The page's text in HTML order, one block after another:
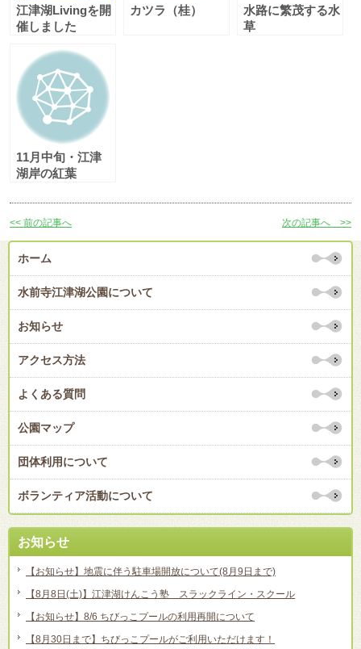
江津湖Livingを開
催しました
カツラ（桂）
水路に繁茂する水
草
11月中旬・江津
湖岸の紅葉
<< 前の記事へ 次の記事へ >>
ホーム
水前寺江津湖公園について
お知らせ
アクセス方法
よくある質問
公園マップ
団体利用について
ボランティア活動について
お知らせ
【お知らせ】地震に伴う駐車場開放について(8月9日まで)
【8月8日(土)】江津湖けんこう塾 スラックライン・スクール
【お知らせ】8/6 ちびっこプールの利用再開について
【8月30日まで】ちびっこプールがご利用いただけます！